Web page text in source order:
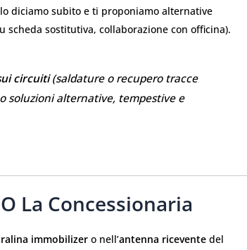
diciamo subito e ti proponiamo alternative
sostitutiva, collaborazione con officina).
circuiti(saldature o recupero tracce
soluzioni alternative, tempestive e
La Concessionaria
immobilizer o nell’antenna ricevente del